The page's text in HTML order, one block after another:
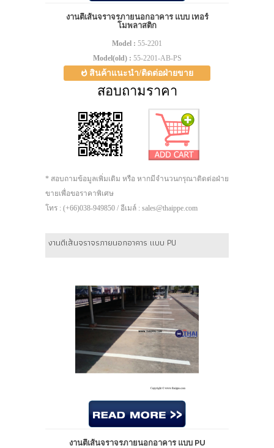
งานตีเส้นจราจรภายนอกอาคาร แบบ เทอร์
โมพลาสติก
Model : 55-2201
Model(old) : 55-2201-AB-PS
สินค้าแนะนำ/ติดต่อฝ่ายขาย
สอบถามราคา
* สอบถามข้อมูลเพิ่มเติม หรือ หากมีจำนวนกรุณาติดต่อฝ่าย
ขายเพื่อขอราคาพิเศษ
โทร : (+66)038-949850 / อีเมล์ : sales@thaippe.com
งานตีเส้นจราจรภายนอกอาคาร แบบ PU
งานตีเส้นจราจรภายนอกอาคาร แบบ PU